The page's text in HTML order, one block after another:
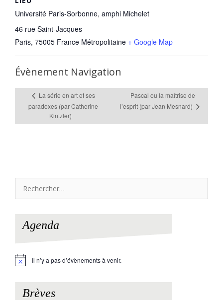
Université Paris-Sorbonne, amphi Michelet
46 rue Saint-Jacques
Paris, 75005 France Métropolitaine + Google Map
Évènement Navigation
La série en art et ses
paradoxes (par Catherine
Kintzler)
Pascal ou la maîtrise de
l’esprit (par Jean Mesnard)
Agenda
N
Il n’y a pas d’évènements à venir.
Brèves